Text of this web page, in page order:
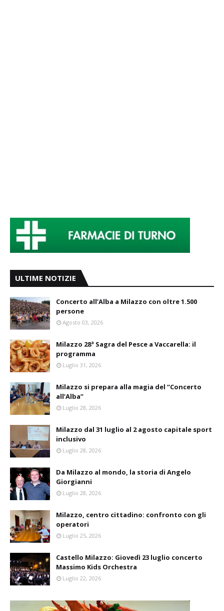
ULTIME NOTIZIE
Concerto all’Alba a Milazzo con oltre 1.500
persone
Agosto 03, 2026
Milazzo 28ª Sagra del Pesce a Vaccarella: il
programma
Luglio 31, 2026
Milazzo si prepara alla magia del “Concerto
all’Alba”
Luglio 28, 2026
Milazzo dal 31 luglio al 2 agosto capitale sport
inclusivo
Luglio 28, 2026
Da Milazzo al mondo, la storia di Angelo
Giorgianni
Luglio 28, 2026
Milazzo, centro cittadino: confronto con gli
operatori
Luglio 25, 2026
Castello Milazzo: Giovedì 23 luglio concerto
Massimo Kids Orchestra
Luglio 22, 2026